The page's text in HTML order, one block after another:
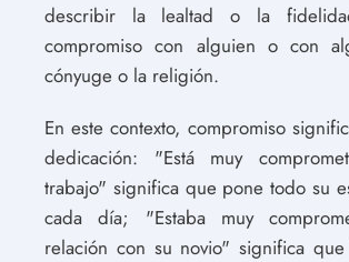
describir la lealtad o la
compromiso con alguien o con
cónyuge o la religión.
En este contexto, compromiso
dedicación: "Está muy
trabajo" significa que pone todo su
cada día; "Estaba muy
relación con su novio" significa